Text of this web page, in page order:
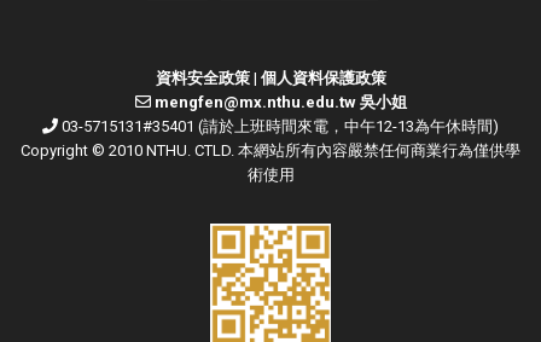
資料安全政策| 個人資料保護政策
mengfen@mx.nthu.edu.tw 吳小姐
03-5715131#35401 (請於上班時間來電，中午12-13為午休時間)
Copyright © 2010 NTHU. CTLD. 本網站所有內容嚴禁任何商業行為僅供學
術使用